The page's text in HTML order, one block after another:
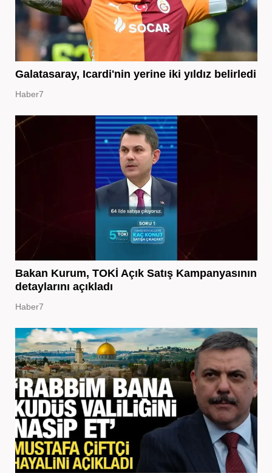
Galatasaray, Icardi'nin yerine iki yıldız belirledi
Haber7
Bakan Kurum, TOKİ Açık Satış Kampanyasının
detaylarını açıkladı
Haber7